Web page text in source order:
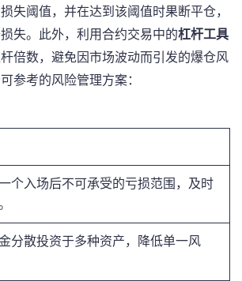
失阈值，并在达到该阈值时果断平仓，
失。此外，利用合约交易中的杠杆工具
倍数，避免因市场波动而引发的爆仓风
参考的风险管理方案：
个入场后不可承受的亏损范围，及时
分散投资于多种资产，降低单一风